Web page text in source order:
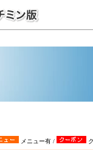
メニュー有 /